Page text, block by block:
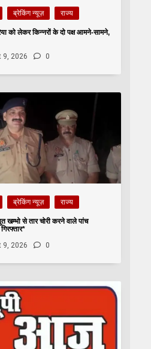
ब्रेकिंग न्यूज़ राज्य
को लेकर किन्नरों के दो पक्ष आमने-सामने,
9, 2026 0
ब्रेकिंग न्यूज़ राज्य
खम्भो से तार चोरी करने वाले पांच
9, 2026 0